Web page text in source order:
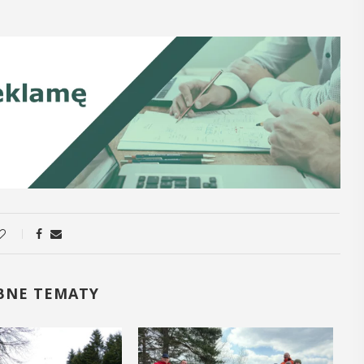
TEMATY
się
przez
Myślenicach
12 16:00 - 17:30
Spotkanie
Seniorów w
Jaworniku
słoiczków ...